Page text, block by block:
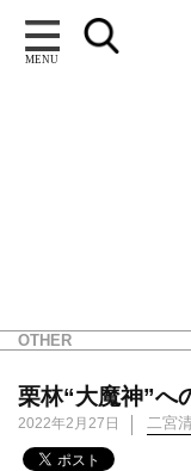
MENU
OTHER
栗林“大魔神”へ
2022年2月27日 二宮